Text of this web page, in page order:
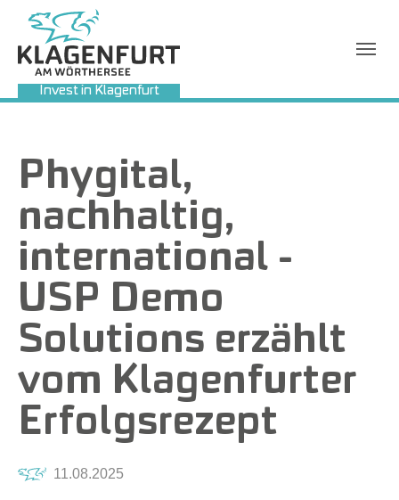
Invest in Klagenfurt
Sie sind hier:
Phygital,
nachhaltig,
international -
USP Demo
Solutions erzählt
vom Klagenfurter
Erfolgsrezept
11.08.2025